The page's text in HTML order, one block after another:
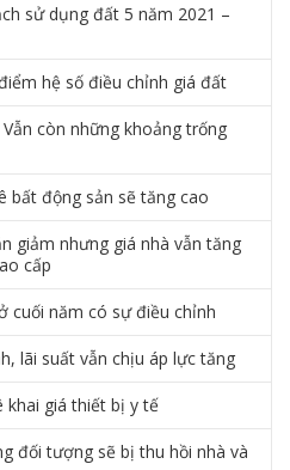
sử dụng đất 5 năm 2021 –
hệ số điều chỉnh giá đất
còn những khoảng trống
bất động sản sẽ tăng cao
giảm nhưng giá nhà vẫn tăng
cấp
cuối năm có sự điều chỉnh
lãi suất vẫn chịu áp lực tăng
khai giá thiết bị y tế
đối tượng sẽ bị thu hồi nhà và